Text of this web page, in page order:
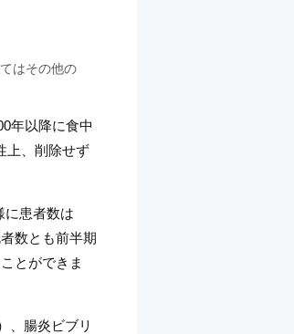
はその他の
年以降に食中
上、削除せず
に患者数は
数とも前半期
とができま
、腸炎ビブリ